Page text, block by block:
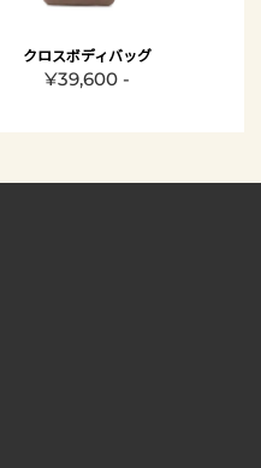
クロスボディバッグ
¥39,600 -